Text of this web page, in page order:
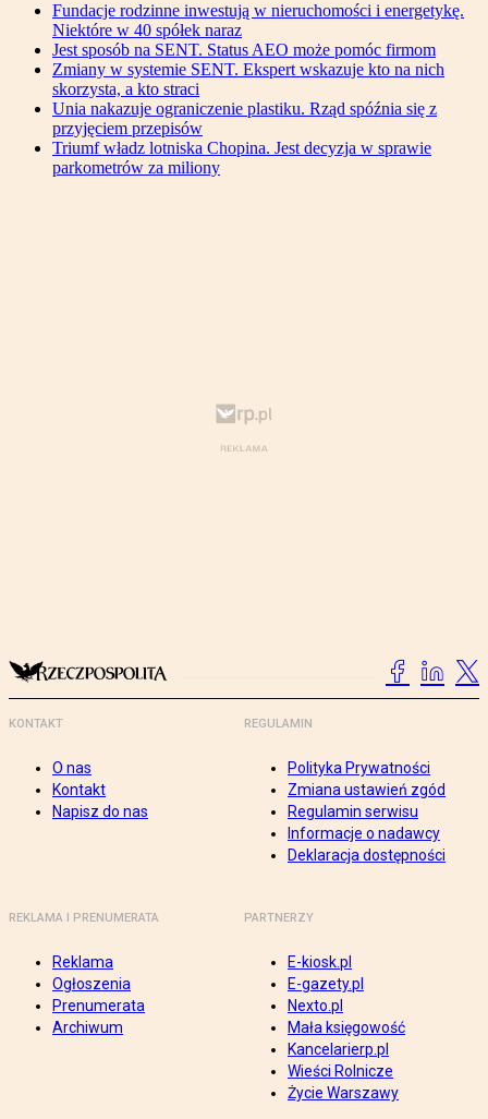
Fundacje rodzinne inwestują w nieruchomości i energetykę.
Niektóre w 40 spółek naraz
Jest sposób na SENT. Status AEO może pomóc firmom
Zmiany w systemie SENT. Ekspert wskazuje kto na nich
skorzysta, a kto straci
Unia nakazuje ograniczenie plastiku. Rząd spóźnia się z
przyjęciem przepisów
Triumf władz lotniska Chopina. Jest decyzja w sprawie
parkometrów za miliony
KONTAKT
O nas
Kontakt
Napisz do nas
REGULAMIN
Polityka Prywatności
Zmiana ustawień zgód
Regulamin serwisu
Informacje o nadawcy
Deklaracja dostępności
REKLAMA I PRENUMERATA
Reklama
Ogłoszenia
Prenumerata
Archiwum
PARTNERZY
E-kiosk.pl
E-gazety.pl
Nexto.pl
Mała księgowość
Kancelarierp.pl
Wieści Rolnicze
Życie Warszawy